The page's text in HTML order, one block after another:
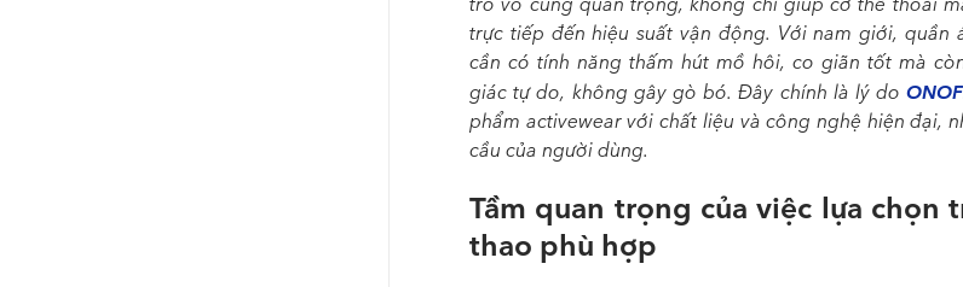
trực tiếp đến hiệu suất vận động. Với nam giới, quần
cần có tính năng thấm hút mồ hôi, co giãn tốt mà
giác tự do, không gây gò bó. Đây chính là lý do
phẩm activewear với chất liệu và công nghệ hiện đại,
cầu của người dùng.
Tầm quan trọng của việc lựa chọn
thao phù hợp